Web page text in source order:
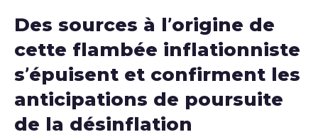
Des sources à l’origine de
cette flambée inflationniste
s’épuisent et confirment les
anticipations de poursuite
de la désinflation